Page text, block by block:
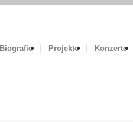
Biografie Projekte Konzerte